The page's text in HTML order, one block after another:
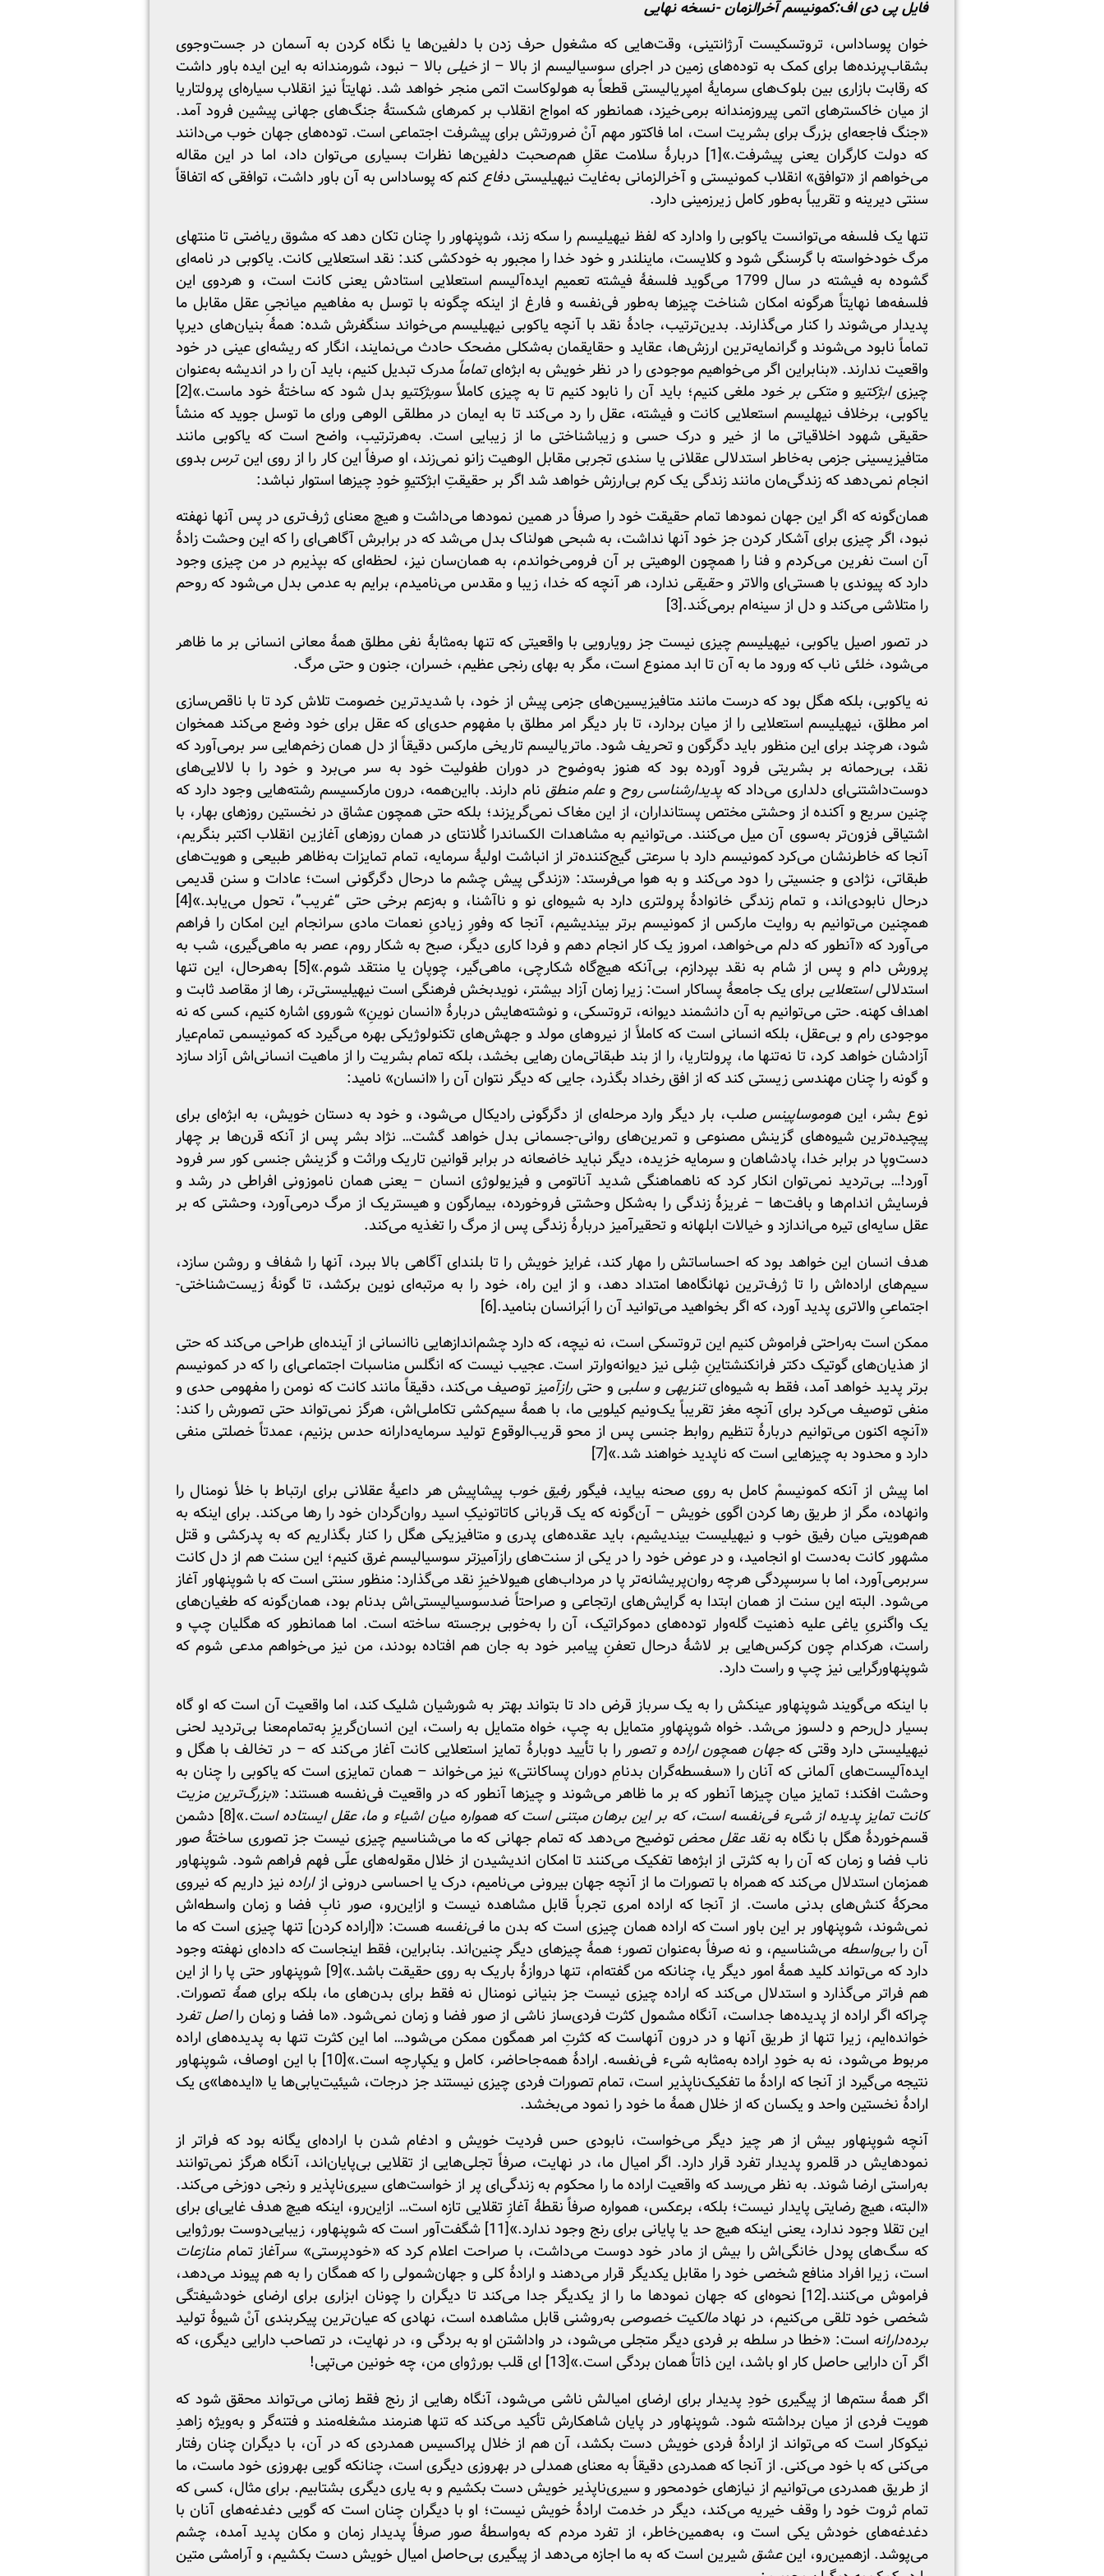
فایل پی دی اف:کمونیسم آخرالزمان -نسخه نهایی
خوان پوساداس، تروتسکیست آرژانتینی، وقت‌هایی که مشغول حرف زدن با دلفین‌ها یا نگاه کردن به آسمان در جست‌وجوی
بشقاب‌پرنده‌ها برای کمک به توده‌های زمین در اجرای سوسیالیسم از بالا – ازخیلی بالا – نبود، شورمندانه به این ایده باور داشت
که رقابت بازاری بین بلوک‌های سرمایهٔ امپریالیستی قطعاً به هولوکاست اتمی منجر خواهد شد. نهایتاً نیز انقلاب سیاره‌ای پرولتاریا
از میان خاکسترهای اتمی پیروزمندانه برمی‌خیزد، همانطور که امواج انقلاب بر کمرهای شکستهٔ جنگ‌های جهانی پیشین فرود آمد.
«جنگ فاجعه‌ای بزرگ برای بشریت است، اما فاکتور مهم آنْ ضرورتش برای پیشرفت اجتماعی است. توده‌های جهان خوب می‌دانند
که دولت کارگران یعنی پیشرفت.»[1]
دربارهٔ سلامت عقلِ هم‌صحبت دلفین‌ها نظرات بسیاری می‌توان داد، اما در این مقاله
می‌خواهم از «توافق» انقلاب کمونیستی و آخرالزمانی به‌غایت نیهیلیستیدفاع کنم که پوساداس به آن باور داشت، توافقی که اتفاقاً
سنتی دیرینه و تقریباً به‌طور کامل زیرزمینی دارد.
تنها یک فلسفه می‌توانست یاکوبی را وادارد که لفظ نیهیلیسم را سکه زند، شوپنهاور را چنان تکان دهد که مشوق ریاضتی تا منتهای
مرگ خودخواسته با گرسنگی شود و کلایست، ماینلندر و خود خدا را مجبور به خودکشی کند: نقد استعلایی کانت. یاکوبی در نامه‌ای
گشوده به فیشته در سال 1799 می‌گوید فلسفهٔ فیشته تعمیم ایده‌آلیسم استعلایی استادش یعنی کانت است، و هردوی این
فلسفه‌ها نهایتاً هرگونه امکان شناخت چیزها به‌طور فی‌نفسه و فارغ از اینکه چگونه با توسل به مفاهیم میانجیِ عقل مقابل ما
پدیدار می‌شوند را کنار می‌گذارند. بدین‌ترتیب، جادهٔ نقد با آنچه یاکوبی نیهیلیسم می‌خواند سنگفرش شده: همهٔ بنیان‌های دیرپا
تماماً نابود می‌شوند و گرانمایه‌ترین ارزش‌ها، عقاید و حقایقمان به‌شکلی مضحک حادث می‌نمایند، انگار که ریشه‌ای عینی در خود
واقعیت ندارند. «بنابراین اگر می‌خواهیم موجودی را در نظر خویش به ابژه‌ایتماماًمدرک تبدیل کنیم، باید آن را در اندیشه به‌عنوان
چیزیابژکتیو ومتکی بر خود ملغی کنیم؛ باید آن را نابود کنیم تا به چیزی کاملاًسوبژکتیو بدل شود که ساختهٔ خود ماست.»[2]
یاکوبی، برخلاف نیهلیسم استعلایی کانت و فیشته، عقل را رد می‌کند تا به ایمان در مطلقی الوهی ورای ما توسل جوید که منشأ
حقیقی شهود اخلاقیاتی ما از خیر و درک حسی و زیباشناختی ما از زیبایی است. به‌هرترتیب، واضح است که یاکوبی مانند
متافیزیسینی جزمی به‌خاطر استدلالی عقلانی یا سندی تجربی مقابل الوهیت زانو نمی‌زند، او صرفاً این کار را از روی اینترسبدوی
انجام نمی‌دهد که زندگی‌مان مانند زندگی یک کرم بی‌ارزش خواهد شد اگر بر حقیقتِ ابژکتیوِ خودِ چیزها استوار نباشد:
همان‌گونه که اگر این جهان نمودها تمام حقیقت خود را صرفاً در همین نمودها می‌داشت و هیچ معنای ژرف‌تری در پس آنها نهفته
نبود، اگر چیزی برای آشکار کردن جز خود آنها نداشت، به شبحی هولناک بدل می‌شد که در برابرش آگاهی‌ای را که این وحشت زادهٔ
آن است نفرین می‌کردم و فنا را همچون الوهیتی بر آن فرومی‌خواندم، به همان‌سان نیز، لحظه‌ای که بپذیرم در من چیزی وجود
دارد که پیوندی با هستی‌ای والاتر وحقیقی ندارد، هر آنچه که خدا، زیبا و مقدس می‌نامیدم، برایم به عدمی بدل می‌شود که روحم
را متلاشی می‌کند و دل از سینه‌ام برمی‌کَند.[3]
در تصور اصیل یاکوبی، نیهیلیسم چیزی نیست جز رویارویی با واقعیتی که تنها به‌مثابهٔ نفی مطلق همهٔ معانی انسانی بر ما ظاهر
می‌شود، خلئی ناب که ورود ما به آن تا ابد ممنوع است، مگر به بهای رنجی عظیم، خسران، جنون و حتی مرگ.
نه یاکوبی، بلکه هگل بود که درست مانند متافیزیسین‌های جزمی پیش از خود، با شدیدترین خصومت تلاش کرد تا با ناقص‌سازی
امر مطلق، نیهیلیسم استعلایی را از میان بردارد، تا بار دیگر امر مطلق با مفهوم حدی‌ای که عقل برای خود وضع می‌کند همخوان
شود، هرچند برای این منظور باید دگرگون و تحریف شود. ماتریالیسم تاریخی مارکس دقیقاً از دل همان زخم‌هایی سر برمی‌آورد که
نقد، بی‌رحمانه بر بشریتی فرود آورده بود که هنوز به‌وضوح در دوران طفولیت خود به سر می‌برد و خود را با لالایی‌های
دوست‌داشتنی‌ای دلداری می‌داد که پدیدارشناسی روح وعلم منطق نام دارند. بااین‌همه، درون مارکسیسم رشته‌هایی وجود دارد که
چنین سریع و آکنده از وحشتی مختص پستانداران، از این مغاک نمی‌گریزند؛ بلکه حتی همچون عشاق در نخستین روزهای بهار، با
اشتیاقی فزون‌تر به‌سوی آن میل می‌کنند. می‌توانیم به مشاهدات الکساندرا کُلانتای در همان روزهای آغازین انقلاب اکتبر بنگریم،
آنجا که خاطرنشان می‌کرد کمونیسم دارد با سرعتی گیج‌کننده‌تر از انباشت اولیهٔ سرمایه، تمام تمایزات به‌ظاهر طبیعی و هویت‌های
طبقاتی، نژادی و جنسیتی را دود می‌کند و به هوا می‌فرستد: «زندگی پیش چشم‌ ما درحال دگرگونی است؛ عادات و سنن قدیمی
درحال نابودی‌اند، و تمام زندگی خانوادهٔ پرولتری دارد به شیوه‌ای نو و ناآشنا، و به‌زعم برخی حتی “غریب”، تحول می‌یابد.»[4]
همچنین می‌توانیم به روایت مارکس از کمونیسم برتر بیندیشیم، آنجا که وفورِ زیادیِ نعمات مادی سرانجام این امکان را فراهم
می‌آورد که «آنطور که دلم می‌خواهد، امروز یک کار انجام دهم و فردا کاری دیگر، صبح به شکار روم، عصر به ماهی‌گیری، شب به
پرورش دام و پس از شام به نقد بپردازم، بی‌آنکه هیچ‌گاه شکارچی، ماهی‌گیر، چوپان یا منتقد شوم.»[5]
به‌هرحال، این تنها
استدلالیاستعلایی برای یک جامعهٔ پساکار است: زیرا زمان آزاد بیشتر، نویدبخش فرهنگی است نیهیلیستی‌تر، رها از مقاصد ثابت و
اهداف کهنه. حتی می‌توانیم به آن دانشمند دیوانه، تروتسکی، و نوشته‌هایش دربارهٔ «انسان نوینِ» شوروی اشاره کنیم، کسی که نه
موجودی رام و بی‌عقل، بلکه انسانی است که کاملاً از نیروهای مولد و جهش‌های تکنولوژیکی بهره می‌گیرد که کمونیسمی تمام‌عیار
آزادشان خواهد کرد، تا نه‌تنها ما، پرولتاریا، را از بند طبقاتی‌مان رهایی بخشد، بلکه تمام بشریت را از ماهیت انسانی‌اش آزاد سازد
و گونه را چنان مهندسی زیستی کند که از افق رخداد بگذرد، جایی که دیگر نتوان آن را «انسان» نامید:
نوع بشر، این هوموساپینسصلب، بار دیگر وارد مرحله‌ای از دگرگونی رادیکال می‌شود، و خود به دستان خویش، به ابژه‌ای برای
پیچیده‌ترین شیوه‌های گزینش مصنوعی و تمرین‌های روانی-‌جسمانی بدل خواهد گشت… نژاد بشر پس از آنکه قرن‌ها بر چهار
دست‌وپا در برابر خدا، پادشاهان و سرمایه خزیده، دیگر نباید خاضعانه در برابر قوانین تاریک وراثت و گزینش جنسی کور سر فرود
آورد!… بی‌تردید نمی‌توان انکار کرد که ناهماهنگی شدید آناتومی و فیزیولوژی انسان – یعنی همان ناموزونی افراطی در رشد و
فرسایش اندام‌ها و بافت‌ها – غریزهٔ زندگی را به‌شکل وحشتی فروخورده، بیمارگون و هیستریک از مرگ درمی‌آورد، وحشتی که بر
عقل سایه‌ای تیره می‌اندازد و خیالات ابلهانه و تحقیرآمیز دربارهٔ زندگی پس از مرگ را تغذیه می‌کند.
هدف انسان این خواهد بود که احساساتش را مهار کند، غرایز خویش را تا بلندای آگاهی بالا ببرد، آنها را شفاف و روشن سازد،
سیم‌های اراده‌اش را تا ژرف‌ترین نهانگاه‌ها امتداد دهد، و از این راه، خود را به مرتبه‌ای نوین برکشد، تا گونهٔ زیست‌شناختی‌-‌
اجتماعیِ والاتری پدید آورد، که اگر بخواهید می‌توانید آن را اَبَرانسان بنامید.[6]
ممکن است به‌راحتی فراموش کنیم این تروتسکی است، نه نیچه، که دارد چشم‌اندازهایی ناانسانی از آینده‌ای طراحی می‌کند که حتی
از هذیان‌های گوتیک دکتر فرانکنشتاینِ شِلی نیز دیوانه‌وارتر است. عجیب نیست که انگلس مناسبات اجتماعی‌ای را که در کمونیسم
برتر پدید خواهد آمد، فقط به شیوه‌ایتنزیهی و سلبی و حتیرازآمیزتوصیف می‌کند، دقیقاً مانند کانت که نومن را مفهومی حدی و
منفی توصیف می‌کرد برای آنچه مغز تقریباً یک‌ونیم کیلویی ما، با همهٔ سیم‌کشی تکاملی‌اش، هرگز نمی‌تواند حتی تصورش را کند:
«آنچه اکنون می‌توانیم دربارهٔ تنظیم روابط جنسی پس از محو قریب‌الوقوع تولید سرمایه‌دارانه حدس بزنیم، عمدتاً خصلتی منفی
دارد و محدود به چیزهایی‌ است که ناپدید خواهند شد.»[7]
اما پیش از آنکه کمونیسمْ کامل به روی صحنه بیاید، فیگوررفیق خوب پیشاپیش هر داعیهٔ عقلانی برای ارتباط با خلأ نومنال را
وانهاده، مگر از طریق رها کردن اگوی خویش – آن‌گونه که یک قربانی کاتاتونیکِ اسید روان‌گردان خود را رها می‌کند. برای اینکه به
هم‌هویتی میان رفیق خوب و نیهیلیست بیندیشیم، باید عقده‌های پدری و متافیزیکی هگل را کنار بگذاریم که به پدرکشی و قتل
مشهور کانت به‌دست او انجامید، و در عوض خود را در یکی از سنت‌های رازآمیزتر سوسیالیسم غرق کنیم؛ این سنت هم از دل کانت
سربرمی‌آورد، اما با سرسپردگی هرچه روان‌پریشانه‌تر پا در مرداب‌های هیولاخیزِ نقد می‌گذارد: منظور سنتی است که با شوپنهاور آغاز
می‌شود. البته این سنت از همان ابتدا به گرایش‌های ارتجاعی و صراحتاً ضدسوسیالیستی‌اش بدنام بود، همان‌گونه که طغیان‌های
یک واگنریِ یاغی علیه ذهنیت گله‌وار توده‌های دموکراتیک، آن را به‌خوبی برجسته ساخته است. اما همانطور که هگلیان چپ و
راست، هرکدام چون کرکس‌هایی بر لاشهٔ درحال تعفنِ پیامبر خود به جان هم افتاده بودند، من نیز می‌خواهم مدعی شوم که
شوپنهاور‌گرایی نیز چپ و راست دارد.
با اینکه می‌گویند شوپنهاور عینکش را به یک سرباز قرض داد تا بتواند بهتر به شورشیان شلیک کند، اما واقعیت آن است که او گاه
بسیار دل‌رحم و دلسوز می‌شد. خواه شوپنهاورِ متمایل به چپ، خواه متمایل به راست، این انسان‌گریزِ به‌تمام‌معنا بی‌تردید لحنی
نیهیلیستی دارد وقتی کهجهان همچون اراده و تصوررا با تأیید دوبارهٔ تمایز استعلایی کانت آغاز می‌کند که – در تخالف با هگل و
ایده‌آلیست‌های آلمانی که آنان را «سفسطه‌گران بدنامِ دوران پساکانتی» نیز می‌خواند – همان تمایزی است که یاکوبی را چنان به
وحشت افکند؛ تمایز میان چیزها آنطور که بر ما ظاهر می‌شوند و چیزها آنطور که در واقعیت فی‌نفسه هستند: «بزرگ‌ترین مزیت
کانت تمایز پدیده از شیء فی‌نفسه است، که بر این برهان مبتنی است که همواره میان اشیاء و ما، عقل ایستاده است.
»
[8]
دشمن
قسم‌خوردهٔ هگل با نگاه بهنقد عقل محضتوضیح می‌دهد که تمام جهانی که ما می‌شناسیم چیزی نیست جز تصوری ساختهٔ صور
ناب فضا و زمان که آن را به کثرتی از ابژه‌ها تفکیک می‌کنند تا امکان اندیشیدن از خلال مقوله‌های علّی فهم فراهم شود. شوپنهاور
همزمان استدلال می‌کند که همراه با تصورات ما از آنچه جهان بیرونی می‌نامیم، درک یا احساسی درونی ازاراده نیز داریم که نیروی
محرکهٔ کنش‌های بدنی ماست. از آنجا که اراده امری تجرباً قابل مشاهده‌ نیست و ازاین‌رو، صور نابِ فضا و زمان واسطه‌اش
نمی‌شوند، شوپنهاور بر این باور است که اراده همان چیزی است که بدن ما فی‌نفسه هست: «[اراده کردن] تنها چیزی است که ما
آن رابی‌واسطه می‌شناسیم، و نه صرفاً به‌عنوان تصور؛ همهٔ چیزهای دیگر چنین‌اند. بنابراین، فقط اینجاست که داده‌ای نهفته‌ وجود
دارد که می‌تواند کلید همهٔ امور دیگر یا، چنانکه من گفته‌ام، تنها دروازهٔ باریک به روی حقیقت باشد.»[9]
شوپنهاور حتی پا را از این
هم فراتر می‌گذارد و استدلال می‌کند که اراده چیزی نیست جز بنیانی نومنال نه فقط برای بدن‌های ما، بلکه برایهمهٔ تصورات.
چراکه اگر اراده از پدیده‌ها جداست، آنگاه مشمول کثرت فردی‌ساز ناشی از صور فضا و زمان نمی‌شود. «ما فضا و زمان رااصل تفرد
خوانده‌ایم، زیرا تنها از طریق آنها و در درون آنهاست که کثرتِ امر همگون ممکن می‌شود… اما این کثرت تنها به پدیده‌های اراده
مربوط می‌شود، نه به خودِ اراده به‌مثابه شیء فی‌نفسه. ارادهٔ همه‌جا‌حاضر، کامل و یکپارچه است.»[10]
با این اوصاف، شوپنهاور
نتیجه می‌گیرد از آنجا که ارادهٔ ما تفکیک‌ناپذیر است، تمام تصورات فردی چیزی نیستند جز درجات، شیئیت‌یابی‌ها یا «ایده‌ها»ی یک
ارادهٔ نخستین واحد و یکسان که از خلال همهٔ ما خود را نمود می‌بخشد.
آنچه شوپنهاور بیش از هر چیز دیگر می‌خواست، نابودی حس فردیت خویش و ادغام شدن با اراده‌ای یگانه بود که فراتر از
نمودهایش در قلمرو پدیدار تفرد قرار دارد. اگر امیال ما، در نهایت، صرفاً تجلی‌هایی از تقلایی بی‌پایان‌اند، آنگاه هرگز نمی‌توانند
به‌راستی ارضا شوند. به‌ نظر می‌رسد که واقعیت اراده ما را محکوم به زندگی‌ای پر از خواست‌های سیری‌ناپذیر و رنجی دوزخی می‌کند.
«البته، هیچ رضایتی پایدار نیست؛ بلکه، برعکس، همواره صرفاً نقطهٔ آغازِ تقلایی تازه است… ازاین‌رو، اینکه هیچ هدف غایی‌ای برای
این تقلا وجود ندارد، یعنی اینکه هیچ حد یا پایانی برای رنج وجود ندارد.»[11]
شگفت‌آور است که شوپنهاور، زیبایی‌دوست بورژوایی
که سگ‌های پودل خانگی‌اش را بیش از مادر خود دوست می‌داشت، با صراحت اعلام کرد که «خودپرستی» سرآغاز تمام منازعات
است، زیرا افراد منافع شخصی خود را مقابل یکدیگر قرار می‌دهند و ارادهٔ کلی و جهان‌شمولی را که همگان را به هم پیوند می‌دهد،
فراموش می‌کنند.[12]
نحوه‌ای که جهان نمودها ما را از یکدیگر جدا می‌کند تا دیگران را چونان ابزاری برای ارضای خودشیفتگی
شخصی خود تلقی می‌کنیم، در نهادمالکیت خصوصی به‌روشنی قابل مشاهده است، نهادی که عیان‌ترین پیکربندی آنْ شیوهٔ تولید
برده‌دارانه است: «خطا در سلطه بر فردی دیگر متجلی می‌شود، در واداشتن او به بردگی و، در نهایت، در تصاحب دارایی دیگری، که
اگر آن دارایی حاصل کار او باشد، این ذاتاً همان بردگی است.»[13]
ای قلب بورژوای من، چه خونین می‌تپی!
اگر همهٔ ستم‌ها از پیگیری خودِ پدیدار برای ارضای امیالش ناشی می‌شود، آنگاه رهایی از رنج فقط زمانی می‌تواند محقق شود که
هویت فردی از میان برداشته شود. شوپنهاور در پایان شاهکارش تأکید می‌کند که تنها هنرمند مشغله‌مند و فتنه‌گر و به‌ویژه زاهدِ
نیکوکار است که می‌تواند از ارادهٔ فردی خویش دست بکشد، آن هم از خلال پراکسیس همدردی که در آن، با دیگران چنان رفتار
می‌کنی که با خود می‌کنی. از آنجا که همدردی دقیقاً به معنای همدلی در بهروزی دیگری است، چنانکه گویی بهروزی خود ماست، ما
از طریق همدردی می‌توانیم از نیازهای خودمحور و سیری‌ناپذیر خویش دست بکشیم و به یاری دیگری بشتابیم. برای مثال، کسی که
تمام ثروت خود را وقف خیریه می‌کند، دیگر در خدمت ارادهٔ خویش نیست؛ او با دیگران چنان است که گویی دغدغه‌های آنان با
دغدغه‌های خودش یکی است و، به‌همین‌خاطر، از تفرد مردم که به‌واسطهٔ صور صرفاً پدیدار زمان و مکان پدید آمده، چشم
می‌پوشد. ازهمین‌رو، اینعشقشیرین است که به ما اجازه می‌دهد از پیگیری بی‌حاصل امیال خویش دست بکشیم، و آرامشی متین